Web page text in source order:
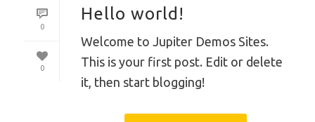
0
0
Hello world!
Welcome to Jupiter Demos Sites.
This is your first post. Edit or delete
it, then start blogging!